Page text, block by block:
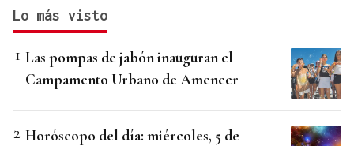
Lo más visto
Las pompas de jabón inauguran el
Campamento Urbano de Amencer
Horóscopo del día: miércoles, 5 de